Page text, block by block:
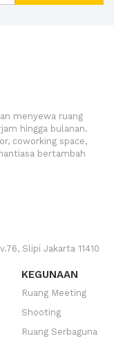
menyewa ruang
hingga bulanan.
coworking space,
bertambah
Slipi Jakarta 11410
KEGUNAAN
Ruang Meeting
Shooting
Ruang Serbaguna